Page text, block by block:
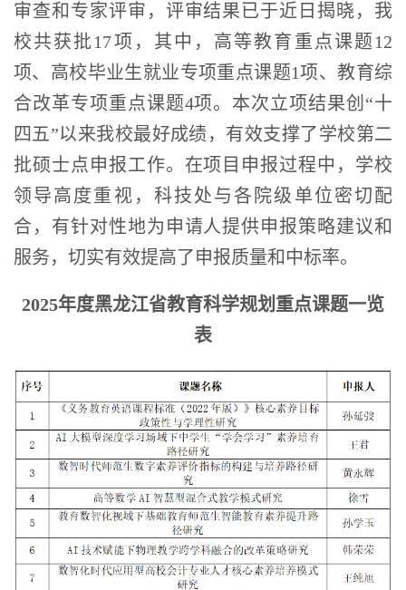
审查和专家评审，评审结果已于近日揭晓，我
校共获批17项，其中，高等教育重点课题12
项、高校毕业生就业专项重点课题1项、教育综
合改革专项重点课题4项。本次立项结果创“十
四五”以来我校最好成绩，有效支撑了学校第二
批硕士点申报工作。在项目申报过程中，学校
领导高度重视，科技处与各院级单位密切配
合，有针对性地为申请人提供申报策略建议和
服务，切实有效提高了申报质量和中标率。
2025年度黑龙江省教育科学规划重点课题一览
表